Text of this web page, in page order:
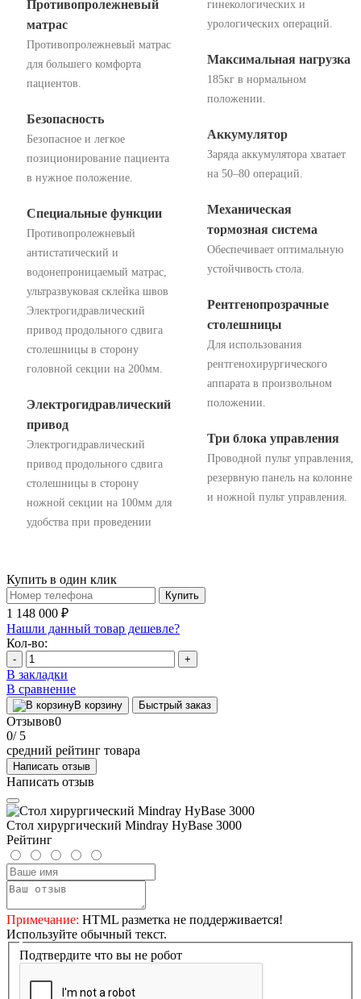
Противопролежневый
матраc
Противопролежневый матраc
для большего комфорта
пациентов.
Безопасность
Безопасное и легкое
позиционирование пациента
в нужное положение.
Специальные функции
Противопролежневый
антистатический и
водонепроницаемый матрас,
ультразвуковая склейка швов
Электрогидравлический
привод продольного сдвига
столешницы в сторону
головной секции на 200мм.
Электрогидравлический
привод
Электрогидравлический
привод продольного сдвига
столешницы в сторону
ножной секции на 100мм для
удобства при проведении
гинекологических и
урологических операций.
Максимальная нагрузка
185кг в нормальном
положении.
Аккумулятор
Заряда аккумулятора хватает
на 50–80 операций.
Механическая
тормозная система
Обеспечивает оптимальную
устойчивость стола.
Рентгенопрозрачные
столешницы
Для использования
рентгенохирургического
аппарата в произвольном
положении.
Три блока управления
Проводной пульт управления,
резервную панель на колонне
и ножной пульт управления.
Купить в один клик
Купить
1 148 000 ₽
Нашли данный товар дешевле?
Кол-во:
- +
В закладки
В сравнение
В корзину Быстрый заказ
Отзывов0
0/ 5
средний рейтинг товара
Написать отзыв
Написать отзыв
Стол хирургический Mindray HyBase 3000
Рейтинг
Примечание: HTML разметка не поддерживается!
Используйте обычный текст.
Подтвердите что вы не робот